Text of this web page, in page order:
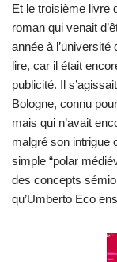
Et le troisième livre
roman qui venait
année à l’université
lire, car il était
publicité. Il
Bologne, connu
mais qui n’avait
malgré son intrigue
simple “polar
des concepts
qu’Umberto Eco